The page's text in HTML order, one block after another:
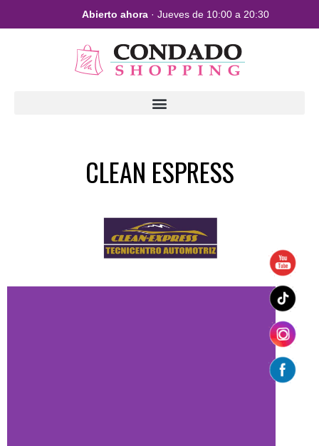
Abierto ahora · Jueves de 10:00 a 20:30
CLEAN ESPRESS